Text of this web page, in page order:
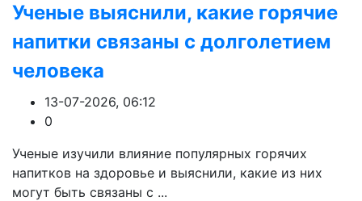
Ученые выяснили, какие горячие
напитки связаны с долголетием
человека
13-07-2026, 06:12
0
Ученые изучили влияние популярных горячих
напитков на здоровье и выяснили, какие из них
могут быть связаны с ...